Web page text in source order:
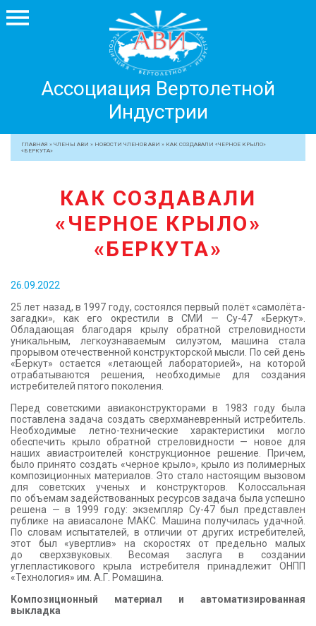
Ассоциация Вертолетной
Индустрии
Вертолетной
Индустрии
+7 499 755 99 29
ЧЛЕНЫ АВИ
МЕРОПРИЯТИЯ
ПРЕССА
МЕДИА
КОНТАКТЫ
ГЛАВНАЯ » ЧЛЕНЫ АВИ » НОВОСТИ ЧЛЕНОВ АВИ » КАК СОЗДАВАЛИ «ЧЕРНОЕ КРЫЛО»
«БЕРКУТА»
КАК СОЗДАВАЛИ
«ЧЕРНОЕ КРЫЛО»
«БЕРКУТА»
26.09.2022
25 лет назад, в 1997 году, состоялся первый полёт «самолёта-
загадки», как его окрестили в СМИ — Су-47 «Беркут».
Обладающая благодаря крылу обратной стреловидности
уникальным, легкоузнаваемым силуэтом, машина стала
прорывом отечественной конструкторской мысли. По сей день
«Беркут» остается «летающей лабораторией», на которой
отрабатываются решения, необходимые для создания
истребителей пятого поколения.
Перед советскими авиаконструкторами в 1983 году была
поставлена задача создать сверхманевренный истребитель.
Необходимые летно-технические характеристики могло
обеспечить крыло обратной стреловидности — новое для
наших авиастроителей конструкционное решение. Причем,
было принято создать «черное крыло», крыло из полимерных
композиционных материалов. Это стало настоящим вызовом
для советских ученых и конструкторов. Колоссальная
по объемам задействованных ресурсов задача была успешно
решена — в 1999 году: экземпляр Су-47 был представлен
публике на авиасалоне МАКС. Машина получилась удачной.
По словам испытателей, в отличии от других истребителей,
этот был «увертлив» на скоростях от предельно малых
до сверхзвуковых. Весомая заслуга в создании
углепластикового крыла истребителя принадлежит ОНПП
«Технология» им. А.Г. Ромашина.
Композиционный материал и автоматизированная
выкладка